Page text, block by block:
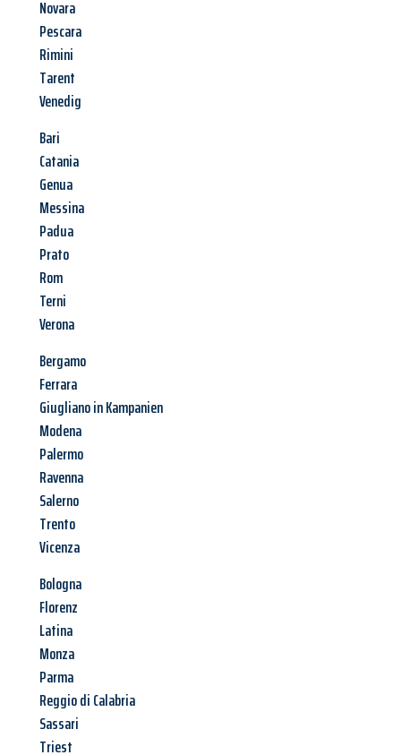
Novara
Pescara
Rimini
Tarent
Venedig
Bari
Catania
Genua
Messina
Padua
Prato
Rom
Terni
Verona
Bergamo
Ferrara
Giugliano in Kampanien
Modena
Palermo
Ravenna
Salerno
Trento
Vicenza
Bologna
Florenz
Latina
Monza
Parma
Reggio di Calabria
Sassari
Triest